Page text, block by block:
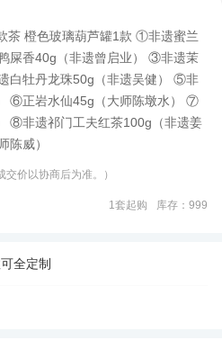
茶 橙色玻璃葫芦罐1款 ①非遗蜜兰
屎香40g（非遗曾启业） ③非遗茉
白牡丹龙珠50g（非遗吴健） ⑤非
⑥正岩水仙45g（大师陈墩水） ⑦
⑧非遗祁门工夫红茶100g（非遗姜
威）
价以协商后为准。）
库存：999
1套起购
全定制